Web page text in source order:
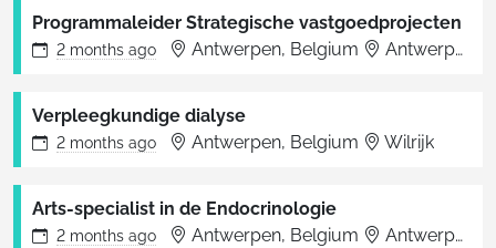
Programmaleider Strategische vastgoedprojecten
2 months ago Antwerpen, Belgium Antwerpen
Verpleegkundige dialyse
2 months ago Antwerpen, Belgium Wilrijk
Arts-specialist in de Endocrinologie
2 months ago Antwerpen, Belgium Antwerpen